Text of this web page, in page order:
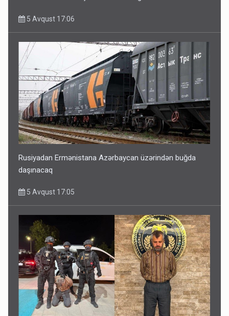
5 Avqust 17:06
Rusiyadan Ermənistana Azərbaycan üzərindən buğda
daşınacaq
5 Avqust 17:05